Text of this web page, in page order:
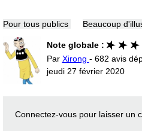
Pour tous publics Beaucoup
Note globale :
Par Xirong - 682 avis
jeudi 27 février 2020
Connectez-vous pour laisser un